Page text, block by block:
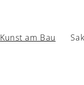
Kunst am Bau